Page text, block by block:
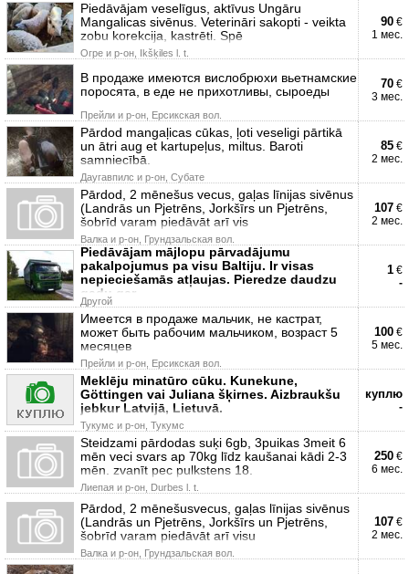
Piedāvājam veselīgus, aktīvus Ungāru
Mangalicas sivēnus. Veterināri sakopti - veikta
zobu korekcija, kastrēti. Spē
Огре и р-он, Ikšķiles l. t.
90 €
1 мес.
В продаже имеются вислобрюхи вьетнамские
поросята, в еде не прихотливы, сыроеды
Прейли и р-он, Ерсикская вол.
70 €
3 мес.
Pārdod mangaļicas cūkas, ļoti veseligi pārtikā
un ātri aug et kartupeļus, miltus. Baroti
samniecībā.
Даугавпилс и р-он, Субате
85 €
2 мес.
Pārdod, 2 mēnešus vecus, gaļas līnijas sivēnus
(Landrās un Pjetrēns, Jorkšīrs un Pjetrēns,
šobrīd varam piedāvāt arī vis
Валка и р-он, Грундзальская вол.
107 €
2 мес.
Piedāvājam mājlopu pārvadājumu
pakalpojumus pa visu Baltiju. Ir visas
nepieciešamās atļaujas. Pieredze daudzu
gadu gar
Другой
1 €
-
Имеется в продаже мальчик, не кастрат,
может быть рабочим мальчиком, возраст 5
месяцев
Прейли и р-он, Ерсикская вол.
100 €
5 мес.
Meklēju minatūro cūku. Kunekune,
Göttingen vai Juliana šķirnes. Aizbraukšu
jebkur Latvijā, Lietuvā.
Тукумс и р-он, Тукумс
куплю
-
Steidzami pārdodas suķi 6gb, 3puikas 3meit 6
mēn veci svars ap 70kg līdz kaušanai kādi 2-3
mēn. zvanīt pec pulkstens 18.
Лиепая и р-он, Durbes l. t.
250 €
6 мес.
Pārdod, 2 mēnešusvecus, gaļas līnijas sivēnus
(Landrās un Pjetrēns, Jorkšīrs un Pjetrēns,
šobrīd varam piedāvāt arī visu
Валка и р-он, Грундзальская вол.
107 €
2 мес.